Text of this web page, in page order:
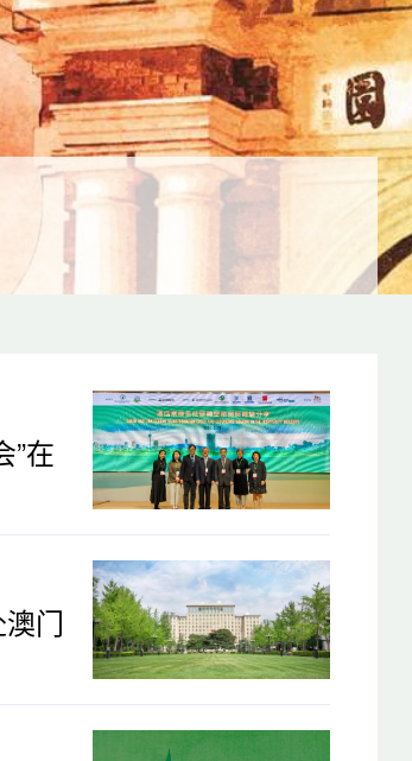
”在
门